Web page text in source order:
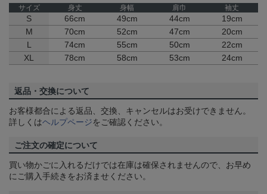
サイズ 身丈 身幅 肩巾 袖丈
S 66cm 49cm 44cm
19cm
M
70cm 52cm 47cm
20cm
L
74cm 55cm 50cm
22cm
XL
78cm 58cm 53cm 24cm
返品・交換について
お客様都合による返品、交換、キャンセルはお受けできません。
詳しくはヘルプページをご確認ください。
ご注文の確定について
買い物かごに入れるだけでは在庫は確保されませんので、お早め
にご購入手続きをお済ませください。